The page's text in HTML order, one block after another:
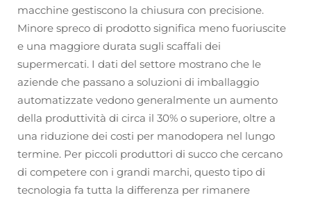
macchine gestiscono la chiusura con precisione.
Minore spreco di prodotto significa meno fuoriuscite
e una maggiore durata sugli scaffali dei
supermercati. I dati del settore mostrano che le
aziende che passano a soluzioni di imballaggio
automatizzate vedono generalmente un aumento
della produttività di circa il 30% o superiore, oltre a
una riduzione dei costi per manodopera nel lungo
termine. Per piccoli produttori di succo che cercano
di competere con i grandi marchi, questo tipo di
tecnologia fa tutta la differenza per rimanere